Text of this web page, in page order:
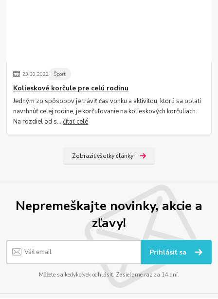
23.08.2022 Šport
Kolieskové korčule pre celú rodinu
Jedným zo spôsobov je tráviť čas vonku a aktivitou, ktorú sa oplatí
navrhnúť celej rodine, je korčuľovanie na kolieskových korčuliach.
Na rozdiel od s...čítať celé
Zobraziť všetky články
Nepremeškajte novinky, akcie a
zľavy!
Prihlásiť sa
Môžete sa kedykoľvek odhlásiť. Zasielame raz za 14 dní.